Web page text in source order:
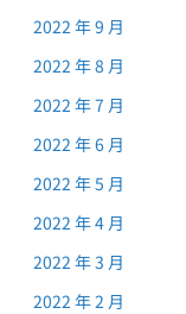
2022 年 9 月
2022 年 8 月
2022 年 7 月
2022 年 6 月
2022 年 5 月
2022 年 4 月
2022 年 3 月
2022 年 2 月